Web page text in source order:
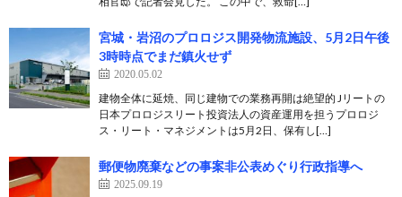
宮城・岩沼のプロロジス開発物流施設、5月2日午後
3時時点でまだ鎮火せず
2020.05.02
建物全体に延焼、同じ建物での業務再開は絶望的 Jリートの
日本プロロジスリート投資法人の資産運用を担うプロロジ
ス・リート・マネジメントは5月2日、保有し[…]
郵便物廃棄などの事案非公表めぐり行政指導へ
2025.09.19